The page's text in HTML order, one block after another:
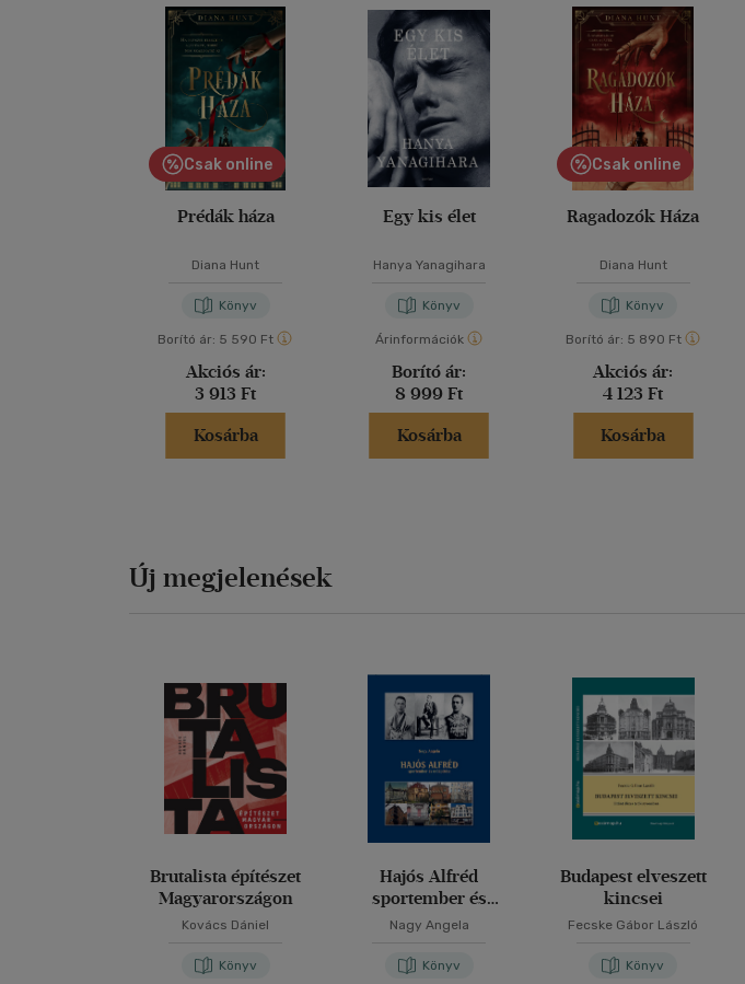
Csak online
Prédák háza
Diana Hunt
Könyv
Borító ár: 5 590 Ft
Akciós ár:
3 913 Ft
Kosárba
Egy kis élet
Hanya Yanagihara
Könyv
Árinformációk
Borító ár:
8 999 Ft
Kosárba
Csak online
Ragadozók Háza
Diana Hunt
Könyv
Borító ár: 5 890 Ft
Akciós ár:
4 123 Ft
Kosárba
Új megjelenések
Brutalista építészet
Magyarországon
Kovács Dániel
Könyv
Hajós Alfréd
sportember és
műépítész
Nagy Angela
Könyv
Budapest elveszett
kincsei
Fecske Gábor László
Könyv